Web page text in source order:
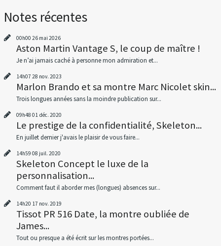
Notes récentes
00h00 26 mai 2026
Aston Martin Vantage S, le coup de maître !
Je n’ai jamais caché à personne mon admiration et...
14h07 28 nov. 2023
Marlon Brando et sa montre Marc Nicolet skin...
Trois longues années sans la moindre publication sur...
09h48 01 déc. 2020
Le prestige de la confidentialité, Skeleton...
En juillet dernier j'avais le plaisir de vous faire...
14h59 08 juil. 2020
Skeleton Concept le luxe de la
personnalisation...
Comment faut il aborder mes (longues) absences sur...
14h20 17 nov. 2019
Tissot PR 516 Date, la montre oubliée de
James...
Tout ou presque a été écrit sur les montres portées...